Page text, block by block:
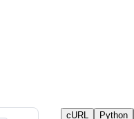
cURL Python